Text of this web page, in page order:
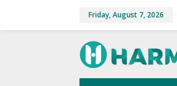
p
Friday, August 7, 2026